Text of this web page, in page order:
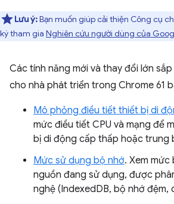
Lưu ý:Bạn muốn giúp cải thiện Công cụ
ký tham gia Nghiên cứu người dùng của
Các tính năng mới và thay đổi lớn
cho nhà phát triển trong Chrome 61
Mô phỏng điều tiết thiết bị di
mức điều tiết CPU và mạng để
bị di động cấp thấp hoặc trung
Mức sử dụng bộ nhớ. Xem
nguồn đang sử dụng, được
nghệ (IndexedDB, bộ nhớ đệm,